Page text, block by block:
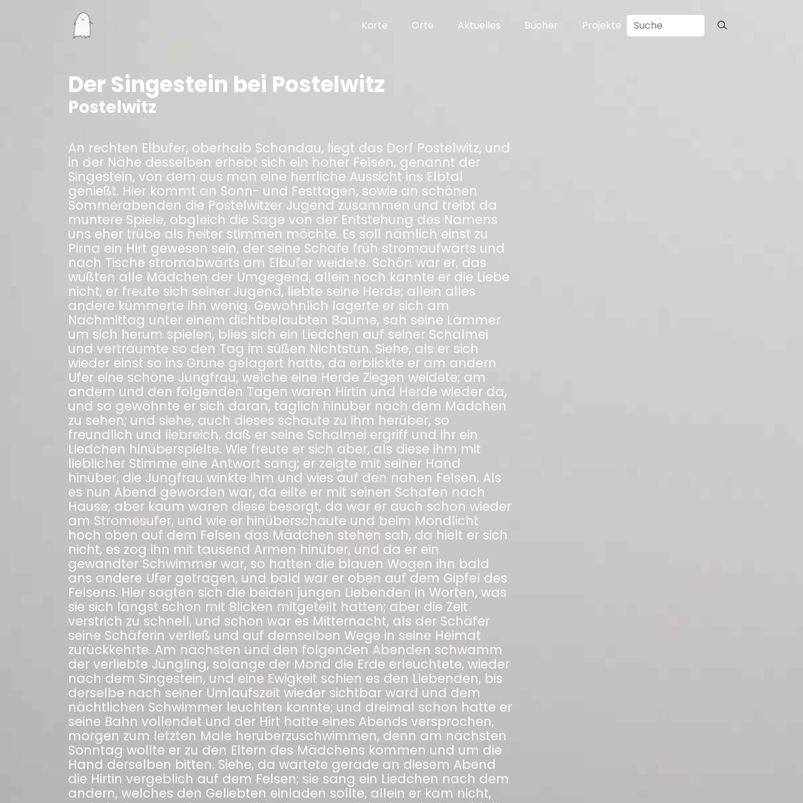
Karte Orte Aktuelles Bücher Projekte
Der Singestein bei Postelwitz
Postelwitz
An rechten Elbufer, oberhalb Schandau, liegt das Dorf Postelwitz, und
in der Nähe desselben erhebt sich ein hoher Felsen, genannt der
Singestein, von dem aus man eine herrliche Aussicht ins Elbtal
genießt. Hier kommt an Sonn- und Festtagen, sowie an schönen
Sommerabenden die Postelwitzer Jugend zusammen und treibt da
muntere Spiele, obgleich die Sage von der Entstehung des Namens
uns eher trübe als heiter stimmen möchte. Es soll nämlich einst zu
Pirna ein Hirt gewesen sein, der seine Schafe früh stromaufwärts und
nach Tische stromabwärts am Elbufer weidete. Schön war er, das
wußten alle Mädchen der Umgegend, allein noch kannte er die Liebe
nicht; er freute sich seiner Jugend, liebte seine Herde; allein alles
andere kümmerte ihn wenig. Gewöhnlich lagerte er sich am
Nachmittag unter einem dichtbelaubten Baume, sah seine Lämmer
um sich herum spielen, blies sich ein Liedchen auf seiner Schalmei
und verträumte so den Tag im süßen Nichtstun. Siehe, als er sich
wieder einst so ins Grüne gelagert hatte, da erblickte er am andern
Ufer eine schöne Jungfrau, welche eine Herde Ziegen weidete; am
andern und den folgenden Tagen waren Hirtin und Herde wieder da,
und so gewöhnte er sich daran, täglich hinüber nach dem Mädchen
zu sehen; und siehe, auch dieses schaute zu ihm herüber, so
freundlich und liebreich, daß er seine Schalmei ergriff und ihr ein
Liedchen hinüberspielte. Wie freute er sich aber, als diese ihm mit
lieblicher Stimme eine Antwort sang; er zeigte mit seiner Hand
hinüber, die Jungfrau winkte ihm und wies auf den nahen Felsen. Als
es nun Abend geworden war, da eilte er mit seinen Schafen nach
Hause; aber kaum waren diese besorgt, da war er auch schon wieder
am Stromesufer, und wie er hinüberschaute und beim Mondlicht
hoch oben auf dem Felsen das Mädchen stehen sah, da hielt er sich
nicht, es zog ihn mit tausend Armen hinüber, und da er ein
gewandter Schwimmer war, so hatten die blauen Wogen ihn bald
ans andere Ufer getragen, und bald war er oben auf dem Gipfel des
Felsens. Hier sagten sich die beiden jungen Liebenden in Worten, was
sie sich längst schon mit Blicken mitgeteilt hatten; aber die Zeit
verstrich zu schnell, und schon war es Mitternacht, als der Schäfer
seine Schäferin verließ und auf demselben Wege in seine Heimat
zurückkehrte. Am nächsten und den folgenden Abenden schwamm
der verliebte Jüngling, solange der Mond die Erde erleuchtete, wieder
nach dem Singestein, und eine Ewigkeit schien es den Liebenden, bis
derselbe nach seiner Umlaufszeit wieder sichtbar ward und dem
nächtlichen Schwimmer leuchten konnte; und dreimal schon hatte er
seine Bahn vollendet und der Hirt hatte eines Abends versprochen,
morgen zum letzten Male herüberzuschwimmen, denn am nächsten
Sonntag wollte er zu den Eltern des Mädchens kommen und um die
Hand derselben bitten. Siehe, da wartete gerade an diesem Abend
die Hirtin vergeblich auf dem Felsen; sie sang ein Liedchen nach dem
andern, welches den Geliebten einladen sollte, allein er kam nicht,